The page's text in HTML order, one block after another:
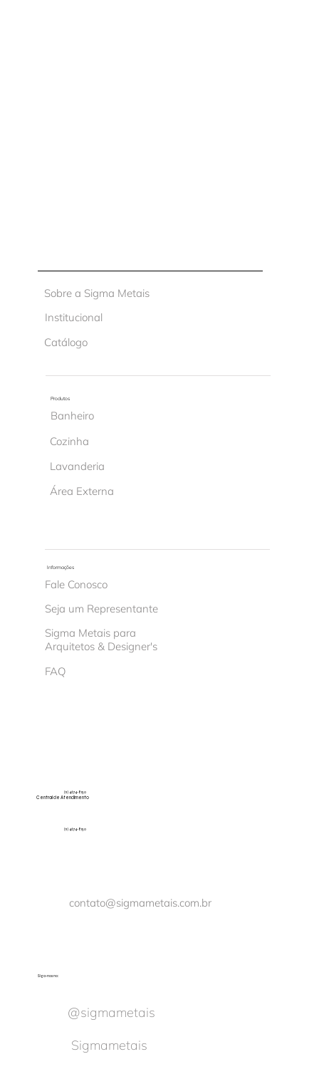
Sobre a Sigma Metais
Institucional
Catálogo
Produtos
Banheiro
Cozinha
Lavanderia
Área Externa
Informações
Fale Conosco
Seja um Representante
Sigma Metais para
Arquitetos & Designer's
FAQ
Central de Atendimento
(11) 4674-8150
(11) 4674-8150
contato@sigmametais.com.br
Siga-nos no:
@sigmametais
Sigmametais